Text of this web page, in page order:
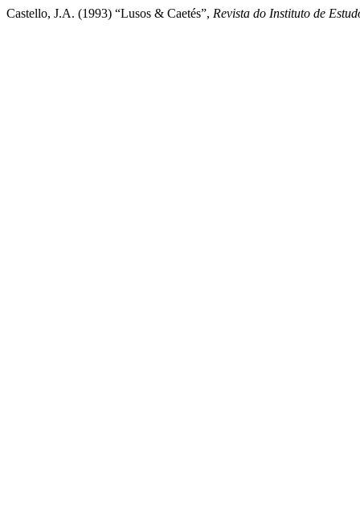
Castello, J.A. (1993) “Lusos & Caetés”, Revista do Instituto de